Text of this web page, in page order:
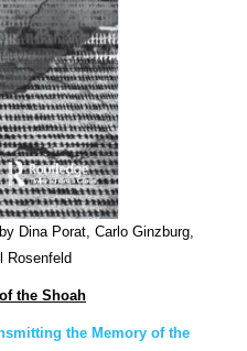
by Dina Porat, Carlo Ginzburg,
Rosenfeld
the Shoah
the Memory of the